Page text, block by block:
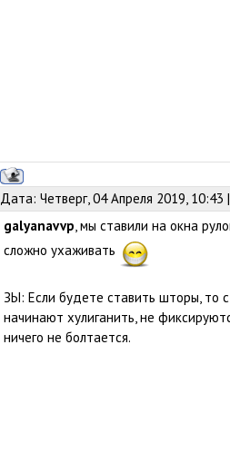
Дата: Четверг, 04 Апреля 2019,
galyanavvp, мы ставили на окна
сложно ухаживать
ЗЫ: Если будете ставить шторы, то
начинают хулиганить, не
ничего не болтается.